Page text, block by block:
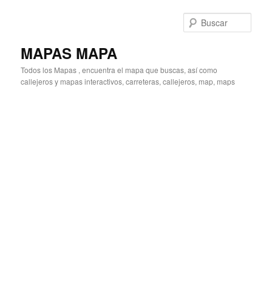
MAPAS MAPA
Todos los Mapas , encuentra el mapa que buscas, así como
callejeros y mapas interactivos, carreteras, callejeros, map, maps